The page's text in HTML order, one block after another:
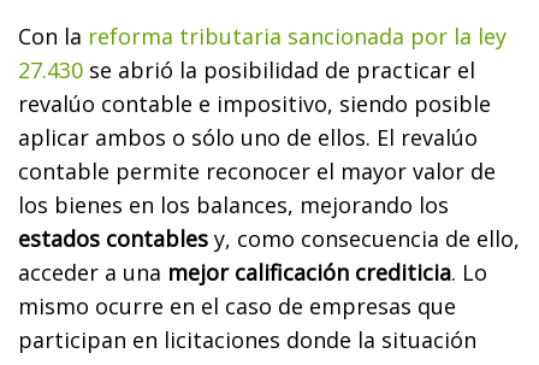
Con la reforma tributaria sancionada por la ley
27.430 se abrió la posibilidad de practicar el
revalúo contable e impositivo, siendo posible
aplicar ambos o sólo uno de ellos. El revalúo
contable permite reconocer el mayor valor de
los bienes en los balances, mejorando los
estados contables y, como consecuencia de ello,
acceder a una mejor calificación crediticia. Lo
mismo ocurre en el caso de empresas que
participan en licitaciones donde la situación